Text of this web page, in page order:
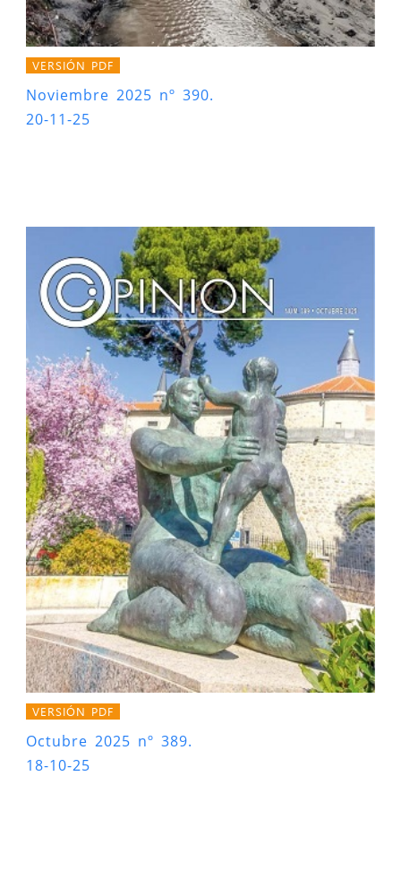
VERSIÓN PDF
Noviembre 2025 nº 390.
20-11-25
VERSIÓN PDF
Octubre 2025 nº 389.
18-10-25